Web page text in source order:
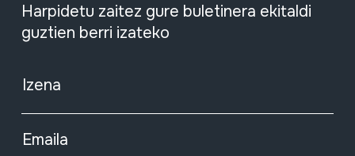
Harpidetu zaitez gure buletinera ekitaldi
guztien berri izateko
Izena
Emaila